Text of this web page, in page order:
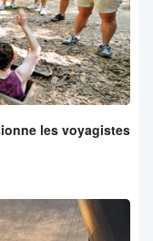
les voyagistes